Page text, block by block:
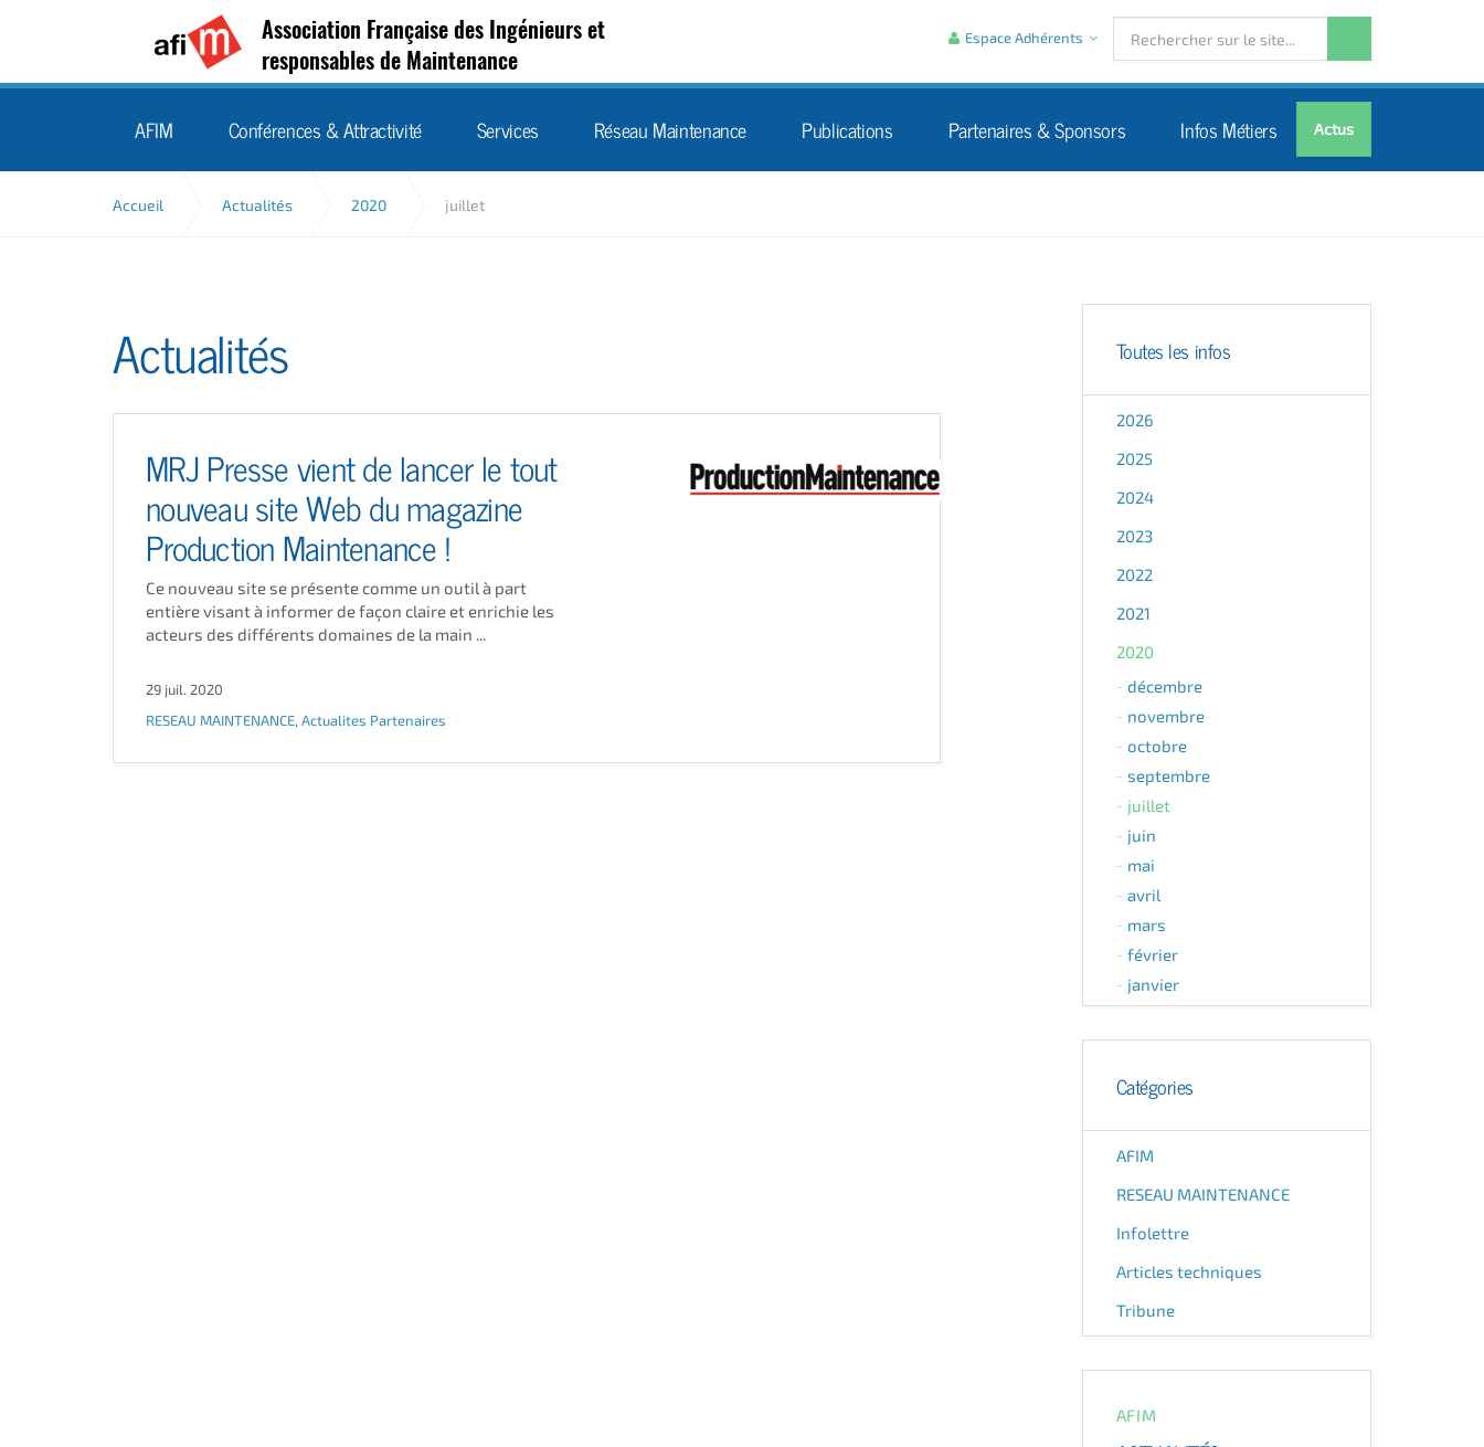
Association Française des Ingénieurs et
responsables de Maintenance
Actus
AFIM Conférences & Attractivité Services Réseau Maintenance Publications Partenaires & Sponsors Infos Métiers
Espace Adhérents
Accueil Actualités 2020 juillet
Actualités
MRJ Presse vient de lancer le tout
nouveau site Web du magazine
Production Maintenance !
Ce nouveau site se présente comme un outil à part
entière visant à informer de façon claire et enrichie les
acteurs des différents domaines de la main ...
29 juil. 2020
RESEAU MAINTENANCE, Actualites Partenaires
Toutes les infos
2026
2025
2024
2023
2022
2021
2020
décembre
novembre
octobre
septembre
juillet
juin
mai
avril
mars
février
janvier
Catégories
AFIM
RESEAU MAINTENANCE
Infolettre
Articles techniques
Tribune
AFIM